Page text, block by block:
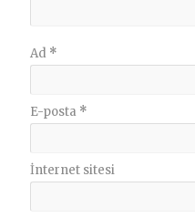
Ad *
E-posta *
İnternet sitesi